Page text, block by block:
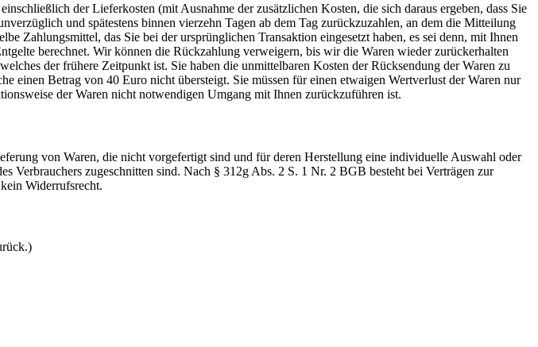
der Lieferkosten (mit Ausnahme der zusätzlichen Kosten, die sich daraus ergeben, dass Sie
und spätestens binnen vierzehn Tagen ab dem Tag zurückzuzahlen, an dem die Mitteilung
Zahlungsmittel, das Sie bei der ursprünglichen Transaktion eingesetzt haben, es sei denn, mit Ihnen
berechnet. Wir können die Rückzahlung verweigern, bis wir die Waren wieder zurückerhalten
der frühere Zeitpunkt ist. Sie haben die unmittelbaren Kosten der Rücksendung der Waren zu
einen Betrag von 40 Euro nicht übersteigt. Sie müssen für einen etwaigen Wertverlust der Waren nur
der Waren nicht notwendigen Umgang mit Ihnen zurückzuführen ist.
von Waren, die nicht vorgefertigt sind und für deren Herstellung eine individuelle Auswahl oder
Verbrauchers zugeschnitten sind. Nach § 312g Abs. 2 S. 1 Nr. 2 BGB besteht bei Verträgen zur
Widerrufsrecht.